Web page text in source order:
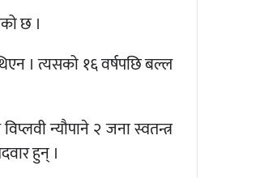
छ ।
। त्यसको १६ वर्षपछि बल्ल
न्यौपाने २ जना स्वतन्त्र
हुन् ।